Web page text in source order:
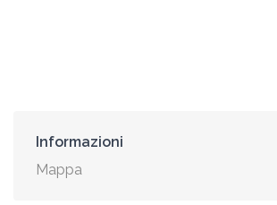
Informazioni
Mappa